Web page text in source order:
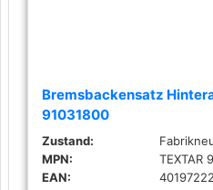
Bremsbackensatz
91031800
Zustand:
MPN:
TEXTAR
EAN: